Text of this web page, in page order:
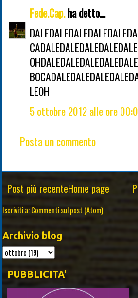
Fede.Cap.ha detto...
LEOH
5 ottobre 2012 alle ore
Posta un commento
Post più recenteHome page
Iscriviti a:Commenti sul post (Atom)
Archivio blog
PUBBLICITA'